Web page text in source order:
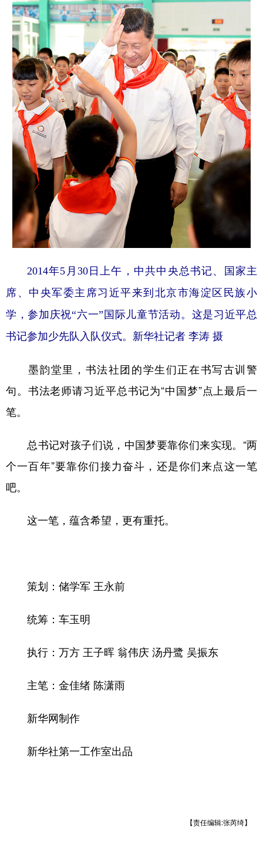
2014年5月30日上午，中共中央总书记、国家主
席、中央军委主席习近平来到北京市海淀区民族小
学，参加庆祝“六一”国际儿童节活动。这是习近平总
书记参加少先队入队仪式。新华社记者 李涛 摄
墨韵堂里，书法社团的学生们正在书写古训警
句。书法老师请习近平总书记为“中国梦”点上最后一
笔。
总书记对孩子们说，中国梦要靠你们来实现。“两
个一百年”要靠你们接力奋斗，还是你们来点这一笔
吧。
这一笔，蕴含希望，更有重托。
策划：储学军 王永前
统筹：车玉明
执行：万方 王子晖 翁伟庆 汤丹鹭 吴振东
主笔：金佳绪 陈潇雨
新华网制作
新华社第一工作室出品
【责任编辑:张芮绮】